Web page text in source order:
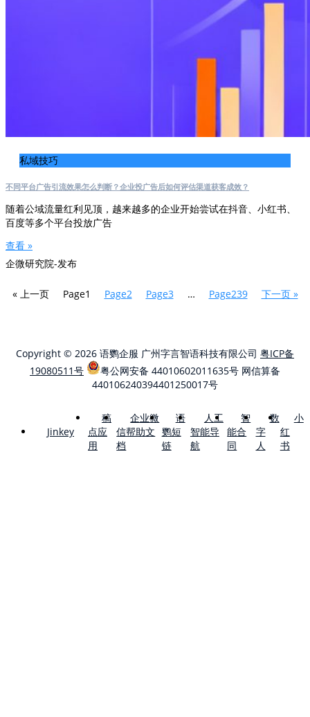
私域技巧
不同平台广告引流效果怎么判断？企业投广告后如何评估渠道获客成效？
随着公域流量红利见顶，越来越多的企业开始尝试在抖音、小红书、
百度等多个平台投放广告
查看 »
企微研究院-发布
« 上一页 Page1 Page2 Page3 … Page239 下一页 »
Copyright © 2026 语鹦企服 广州字言智语科技有限公司 粤ICP备
19080511号
粤公网安备 44010602011635号 网信算备
440106240394401250017号
Jinkey
稿
点应
用
企业微
信帮助文
档
语
鹦短
链
人工
智能导
航
智
能合
同
数
字
人
小
红
书